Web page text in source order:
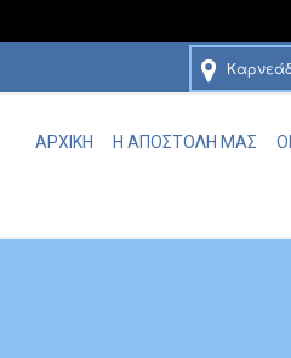
ΑΡΧΙΚΗ Η ΑΠΟΣΤΟΛΗ ΜΑΣ